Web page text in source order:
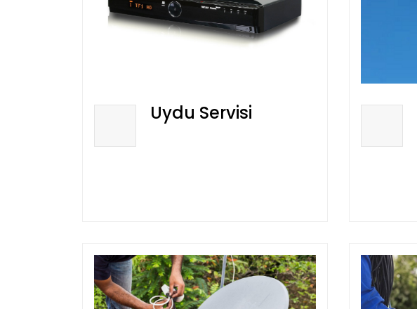
Uydu Servisi